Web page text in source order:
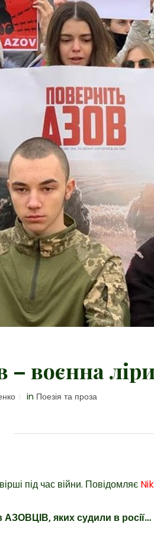
воєнна
in Поезія та проза
під час війни. Повідомляє
яких судили в росії…